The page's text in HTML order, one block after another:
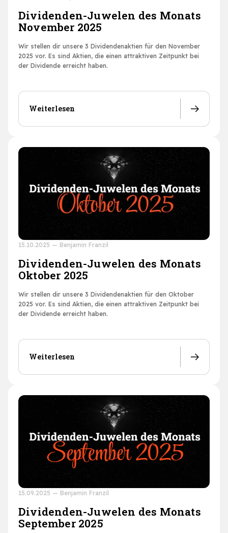
Dividenden-Juwelen des Monats
November 2025
Wir stellen dir unsere 3 Dividendenaktien für den November
2025 vor. Es sind Aktien, die einen attraktiven Zeitpunkt bei
der Dividende erreicht haben.
Weiterlesen
15.10.2025 — Benjamin Franzil
Dividenden-Juwelen des Monats
Oktober 2025
Wir stellen dir unsere 3 Dividendenaktien für den Oktober
2025 vor. Es sind Aktien, die einen attraktiven Zeitpunkt bei
der Dividende erreicht haben.
Weiterlesen
15.09.2025 — Benjamin Franzil
Dividenden-Juwelen des Monats
September 2025